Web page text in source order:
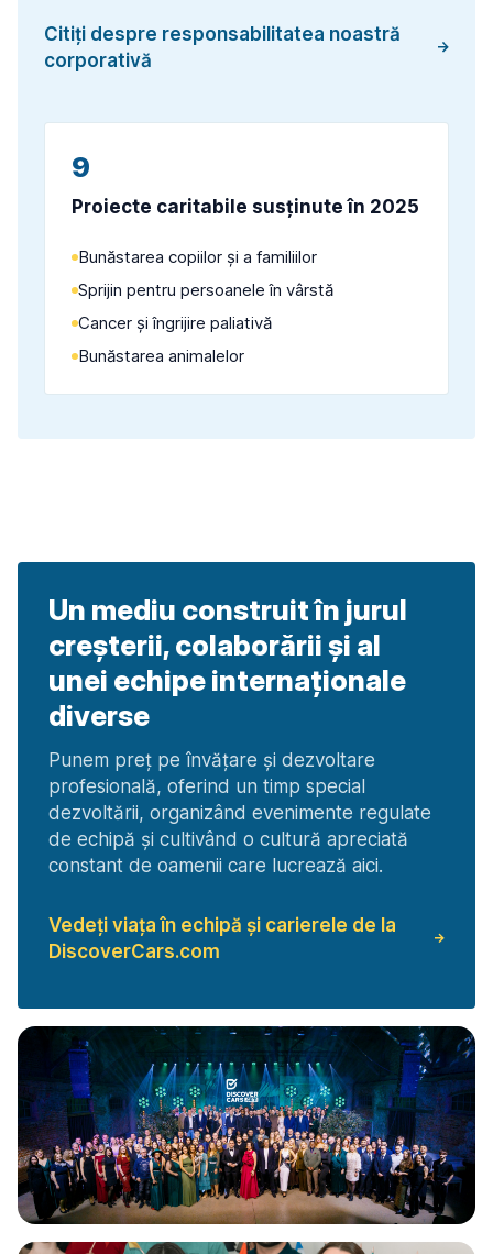
Citiți despre responsabilitatea noastră
corporativă
9
Proiecte caritabile susținute în 2025
Bunăstarea copiilor și a familiilor
Sprijin pentru persoanele în vârstă
Cancer și îngrijire paliativă
Bunăstarea animalelor
Un mediu construit în jurul
creșterii, colaborării și al
unei echipe internaționale
diverse
Punem preț pe învățare și dezvoltare
profesională, oferind un timp special
dezvoltării, organizând evenimente regulate
de echipă și cultivând o cultură apreciată
constant de oamenii care lucrează aici.
Vedeți viața în echipă și carierele de la
DiscoverCars.com